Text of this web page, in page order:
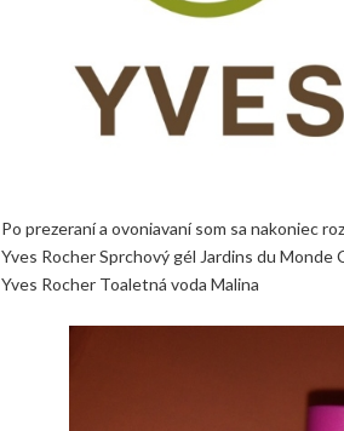
Po prezeraní a ovoniavaní som sa nakoniec
Yves Rocher Sprchový gél Jardins du Monde
Yves Rocher Toaletná voda Malina